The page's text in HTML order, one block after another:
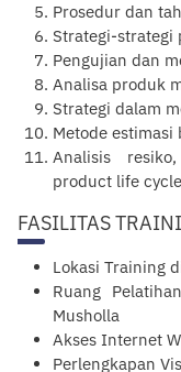
Prosedur dan
Strategi-strategi
Pengujian dan
Analisa produk
Strategi dalam
Metode
Analisis
product life cycle
FASILITAS
Lokasi Training
Ruang
Musholla
Akses Internet
Perlengkapan